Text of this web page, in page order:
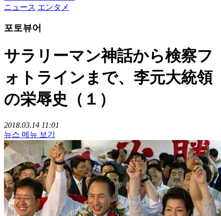
ニュース エンタメ
포토뷰어
サラリーマン神話から検察フ
ォトラインまで、李元大統領
の栄辱史（１）
2018.03.14 11:01
뉴스 메뉴 보기